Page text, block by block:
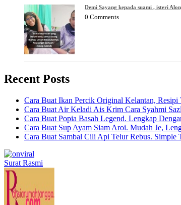
Demi Sayang kepada suami , isteri
0 Comments
Recent Posts
Cara Buat Ikan Percik Original Kelantan, Resipi
Cara Buat Air Keladi Ais Krim Cara Syahmi
Cara Buat Popia Basah Legend. Lengkap
Cara Buat Sup Ayam Siam Aroi. Mudah Je,
Cara Buat Sambal Cili Api Telur Rebus. Simple
Surat Rasmi